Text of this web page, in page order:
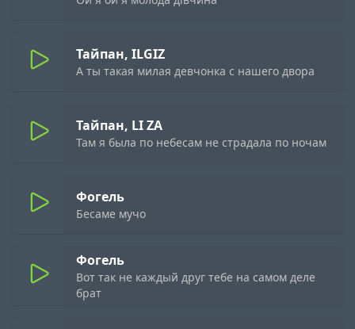
Тайпан, ILGIZ
А ты такая милая девчонка с нашего двора
Тайпан, LI ZA
Там я была по небесам не страдала по ночам
Фогель
Бесаме мучо
Фогель
Вот так не каждый друг тебе на самом деле
брат